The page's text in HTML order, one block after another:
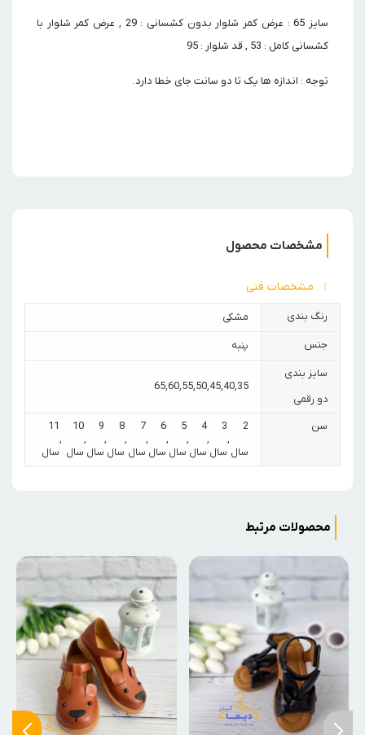
سایز 65 : عرض کمر شلوار بدون کشسانی : 29 , عرض کمر شلوار با
کشسانی کامل : 53 , قد شلوار : 95
توجه : اندازه ها یک تا دو سانت جای خطا دارد.
مشخصات محصول
مشخصات فنی
رنگ بندی مشکی
جنس پنبه
سایز بندی
دو رقمی
35
,
40
,
45
,
50
,
55
,
60
,
65
سن
2
سال
,
3
سال
,
4
سال
,
5
سال
,
6
سال
,
7
سال
,
8
سال
,
9
سال
,
10
سال
,
11
سال
محصولات مرتبط